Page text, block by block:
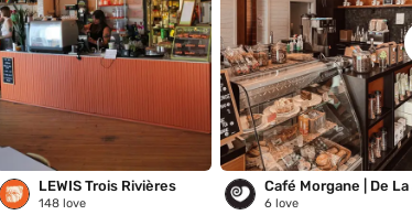
LEWIS Trois Rivières
148love
Café Morgane | De La
6love